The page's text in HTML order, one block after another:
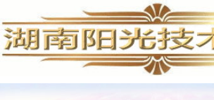
PLC培训,PLC编程培训,PLC培训学校,PLC编程培训学校